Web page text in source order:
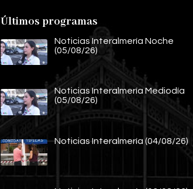
Últimos programas
Noticias Interalmería Noche
(05/08/26)
Noticias Interalmería Mediodía
(05/08/26)
Noticias Interalmería (04/08/26)